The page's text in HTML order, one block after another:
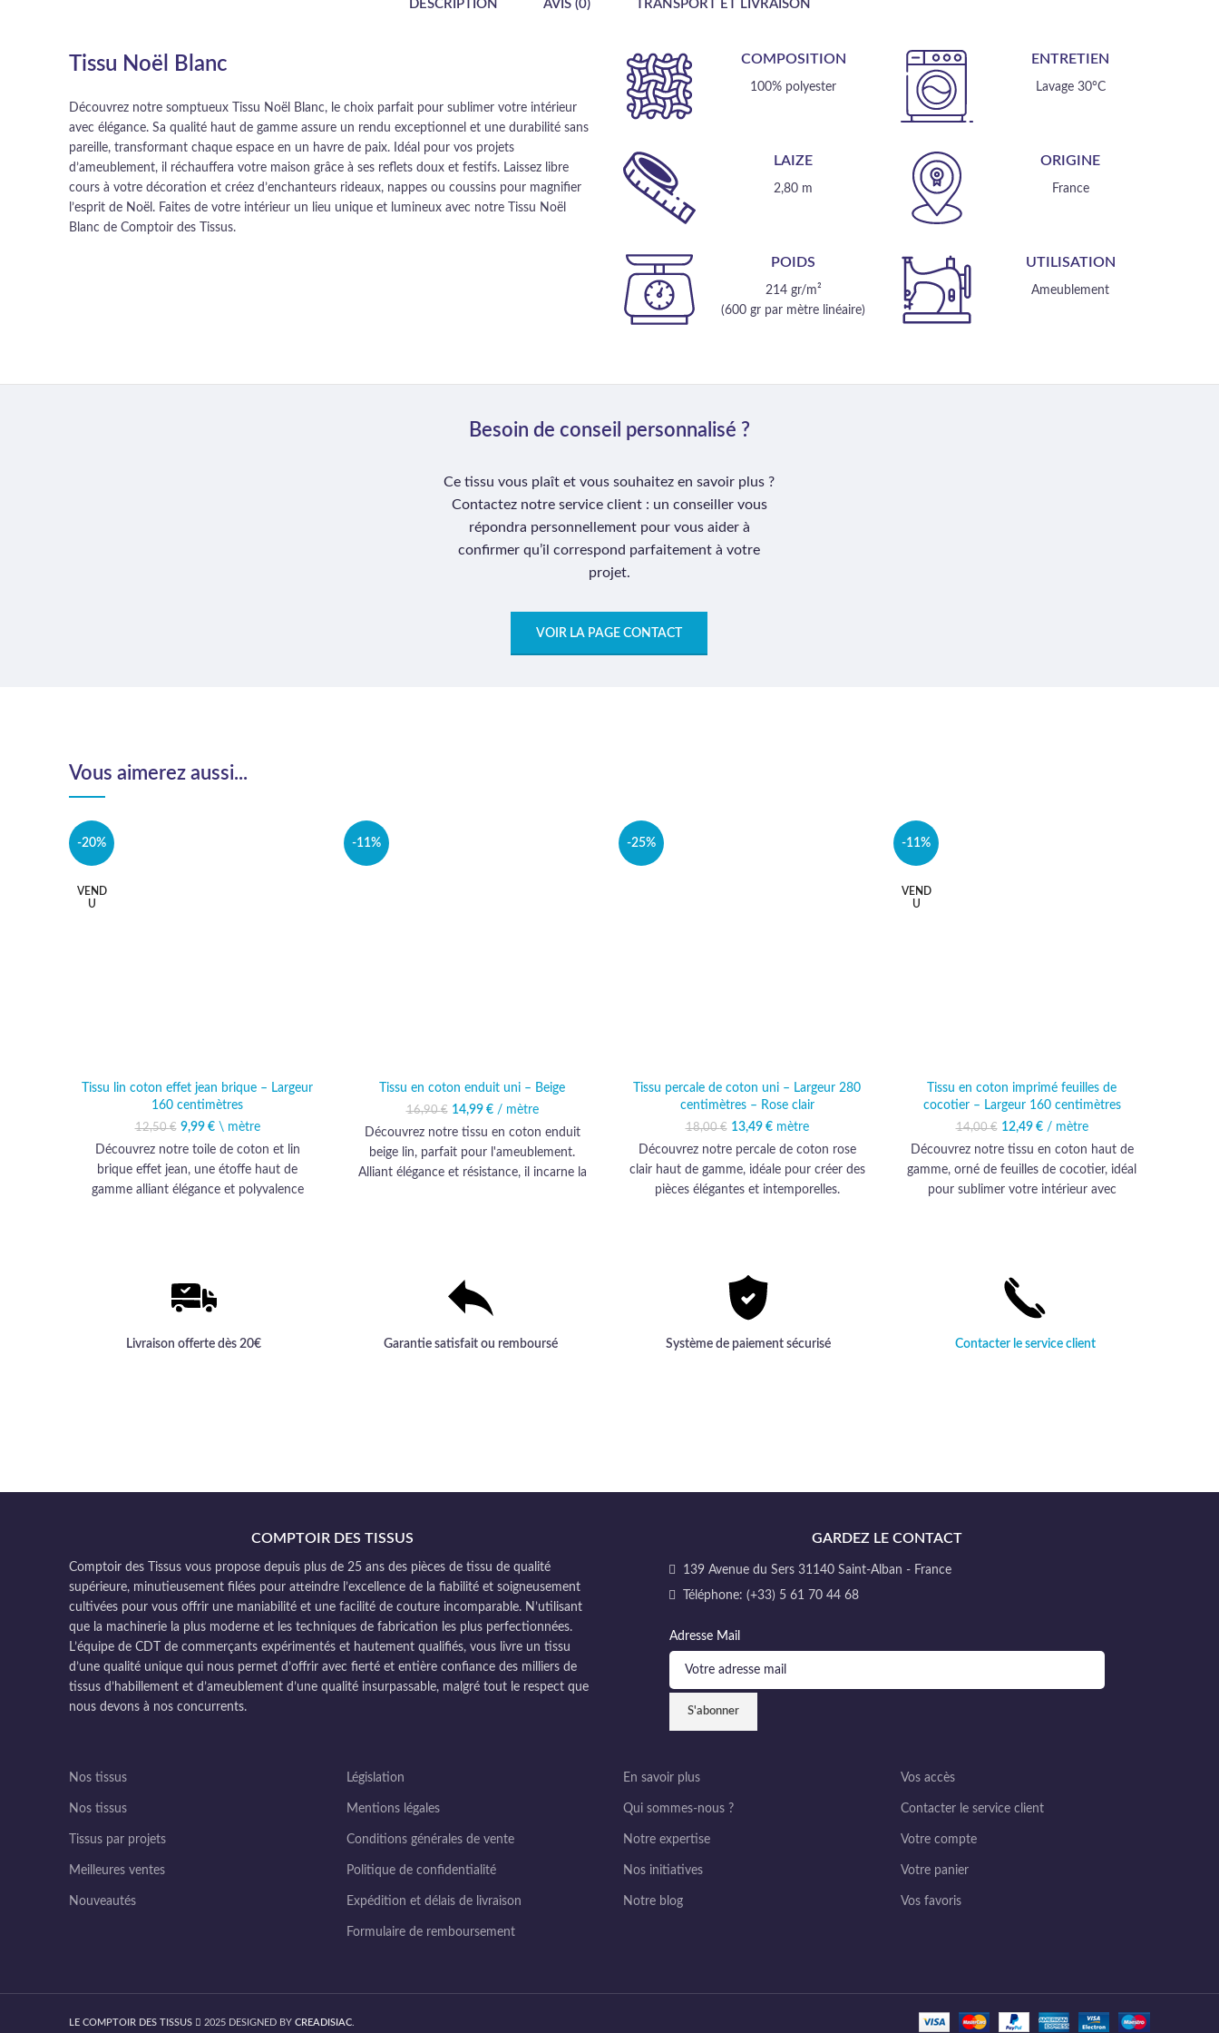
DESCRIPTION AVIS (0) TRANSPORT ET LIVRAISON
Tissu Noël Blanc
Découvrez notre somptueux Tissu Noël Blanc, le choix parfait pour sublimer votre intérieur
avec élégance. Sa qualité haut de gamme assure un rendu exceptionnel et une durabilité sans
pareille, transformant chaque espace en un havre de paix. Idéal pour vos projets
d’ameublement, il réchauffera votre maison grâce à ses reflets doux et festifs. Laissez libre
cours à votre décoration et créez d’enchanteurs rideaux, nappes ou coussins pour magnifier
l’esprit de Noël. Faites de votre intérieur un lieu unique et lumineux avec notre Tissu Noël
Blanc de Comptoir des Tissus.
COMPOSITION
100% polyester
LAIZE
2,80 m
POIDS
214 gr/m²
(600 gr par mètre linéaire)
ENTRETIEN
Lavage 30°C
ORIGINE
France
UTILISATION
Ameublement
Besoin de conseil personnalisé ?
Ce tissu vous plaît et vous souhaitez en savoir plus ?
Contactez notre service client : un conseiller vous
répondra personnellement pour vous aider à
confirmer qu’il correspond parfaitement à votre
projet.
VOIR LA PAGE CONTACT
Vous aimerez aussi...
-20%
VEND
U
Tissu lin coton effet jean brique – Largeur
160 centimètres
12,50€
Le prix initial était :
12,50 €.
9,99 € Le prix actuel est :
9,99 €.
\ mètre
Découvrez notre toile de coton et lin
brique effet jean, une étoffe haut de
gamme alliant élégance et polyvalence
-11%
Tissu en coton enduit uni – Beige
16,90€
Le prix initial était :
16,90 €.
14,99 € Le prix actuel est :
14,99 €.
/ mètre
Découvrez notre tissu en coton enduit
beige lin, parfait pour l'ameublement.
Alliant élégance et résistance, il incarne la
-25%
Tissu percale de coton uni – Largeur 280
centimètres – Rose clair
18,00€
Le prix initial était :
18,00 €.
13,49 € Le prix actuel est :
13,49 €.
mètre
Découvrez notre percale de coton rose
clair haut de gamme, idéale pour créer des
pièces élégantes et intemporelles.
-11%
VEND
U
Tissu en coton imprimé feuilles de
cocotier – Largeur 160 centimètres
14,00€
Le prix initial était :
14,00 €.
12,49 € Le prix actuel est :
12,49 €.
/ mètre
Découvrez notre tissu en coton haut de
gamme, orné de feuilles de cocotier, idéal
pour sublimer votre intérieur avec
Livraison offerte dès 20€ Garantie satisfait ou remboursé Système de paiement sécurisé Contacter le service client
COMPTOIR DES TISSUS
Comptoir des Tissus vous propose depuis plus de 25 ans des pièces de tissu de qualité
supérieure, minutieusement filées pour atteindre l’excellence de la fiabilité et soigneusement
cultivées pour vous offrir une maniabilité et une facilité de couture incomparable. N’utilisant
que la machinerie la plus moderne et les techniques de fabrication les plus perfectionnées.
L’équipe de CDT de commerçants expérimentés et hautement qualifiés, vous livre un tissu
d’une qualité unique qui nous permet d’offrir avec fierté et entière confiance des milliers de
tissus d’habillement et d’ameublement d’une qualité insurpassable, malgré tout le respect que
nous devons à nos concurrents.
GARDEZ LE CONTACT
139 Avenue du Sers 31140 Saint-Alban - France
Téléphone: (+33) 5 61 70 44 68
Adresse Mail
Nos tissus
Nos tissus
Tissus par projets
Meilleures ventes
Nouveautés
Législation
Mentions légales
Conditions générales de vente
Politique de confidentialité
Expédition et délais de livraison
Formulaire de remboursement
En savoir plus
Qui sommes-nous ?
Notre expertise
Nos initiatives
Notre blog
Vos accès
Contacter le service client
Votre compte
Votre panier
Vos favoris
LE COMPTOIR DES TISSUS 2025 DESIGNED BY CREADISIAC